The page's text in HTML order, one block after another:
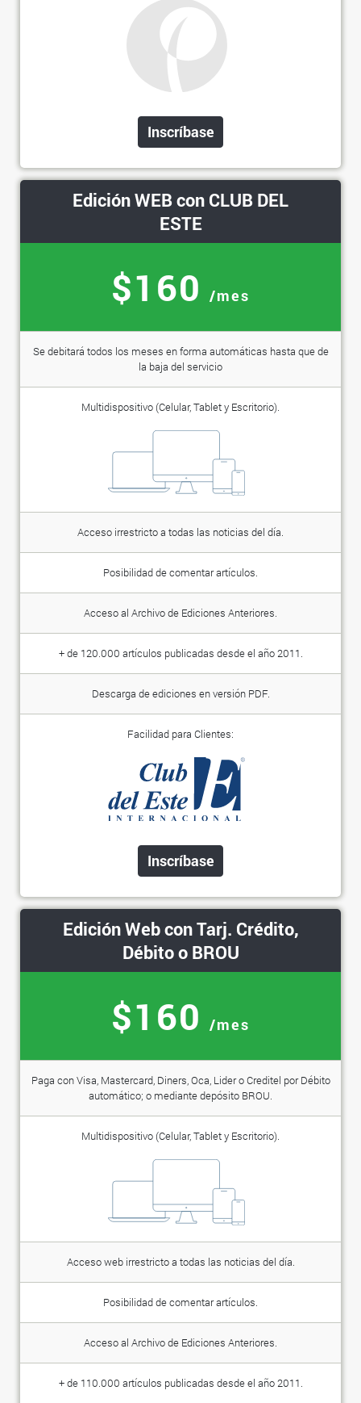
Inscríbase
Edición WEB con CLUB DEL
ESTE
$160 /mes
Se debitará todos los meses en forma automáticas hasta que de
la baja del servicio
Multidispositivo (Celular, Tablet y Escritorio).
Acceso irrestricto a todas las noticias del día.
Posibilidad de comentar artículos.
Acceso al Archivo de Ediciones Anteriores.
+ de 120.000 artículos publicadas desde el año 2011.
Descarga de ediciones en versión PDF.
Facilidad para Clientes:
Inscríbase
Edición Web con Tarj. Crédito,
Débito o BROU
$160 /mes
Paga con Visa, Mastercard, Diners, Oca, Lider o Creditel por Débito
automático; o mediante depósito BROU.
Multidispositivo (Celular, Tablet y Escritorio).
Acceso web irrestricto a todas las noticias del día.
Posibilidad de comentar artículos.
Acceso al Archivo de Ediciones Anteriores.
+ de 110.000 artículos publicadas desde el año 2011.